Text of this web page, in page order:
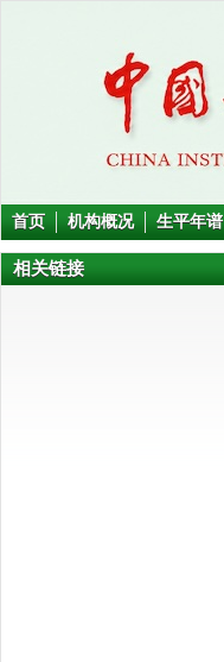
首页 机构概况 生平年谱
相关链接